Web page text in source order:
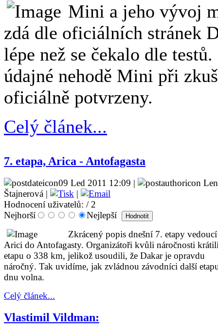
Mini a jeho vývoj
zdá dle oficiálních stránek
lépe než se čekalo dle
údajné nehodě Mini při
oficiálně potvrzeny.
Celý článek...
7. etapa, Arica - Antofagasta
09 Led 2011 12:09 |
Štajnerová |
|
Hodnocení uživatelů: / 2
Nejhorší
Nejlepší
Zkrácený popis dnešní 7. etapy
Arici do Antofagasty. Organizátoři kvůli náročnosti
etapu o 338 km, jelikož usoudili, že Dakar je opravdu
náročný. Tak uvidíme, jak zvládnou závodníci další
dnu volna.
Celý článek...
Vlastimil Vildman: